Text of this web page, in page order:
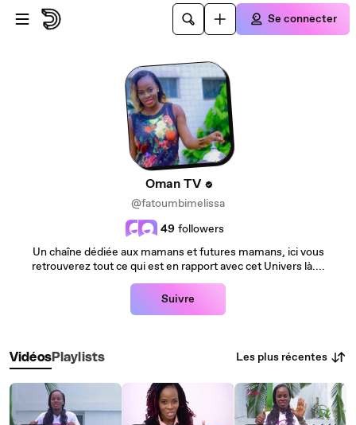
Passer au contenu principal
Se connecter
Oman TV
@fatoumbimelissa
49 followers
Un chaîne dédiée aux mamans et futures mamans, ici vous
retrouverez tout ce qui est en rapport avec cet Univers là....
Suivre
VidéosPlaylists Les plus récentes